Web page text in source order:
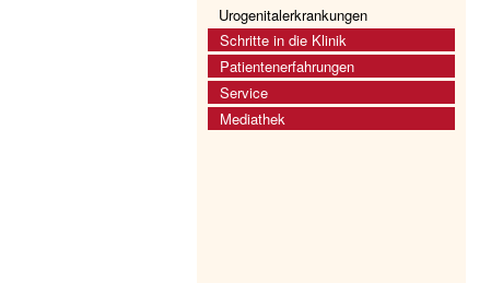
Urogenitalerkrankungen
Schritte in die Klinik
Patientenerfahrungen
Service
Mediathek